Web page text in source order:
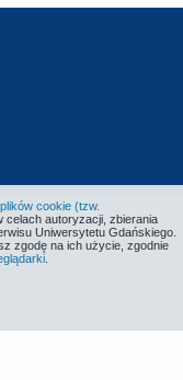
cookie (tzw.
celach autoryzacji, zbierania
Uniwersytetu Gdańskiego.
zgodę na ich użycie, zgodnie